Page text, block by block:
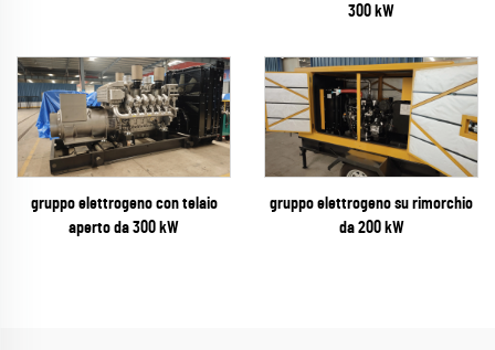
300 kW
gruppo elettrogeno con telaio
aperto da 300 kW
gruppo elettrogeno su rimorchio
da 200 kW